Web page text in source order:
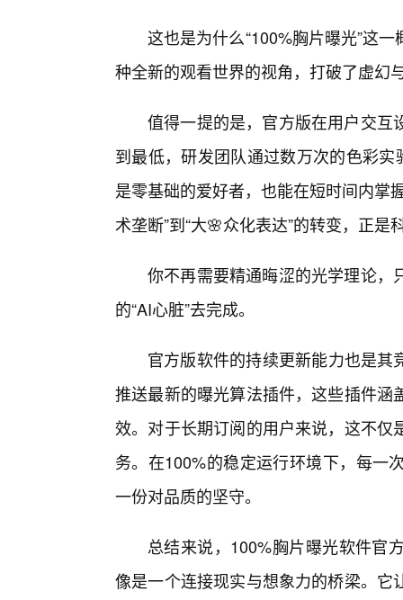
这也是为什么“100%胸片曝光”这
种全新的观看世界的视角，打破了虚幻
值得一提的是，官方版在用户交互
到最低，研发团队通过数万次的色彩
是零基础的爱好者，也能在短时间内掌
术垄断”到“大🌸众化表达”的转变，正是
你不再需要精通晦涩的光学理论，
的“AI心脏”去完成。
官方版软件的持续更新能力也是
推送最新的曝光算法插件，这些插件
效。对于长期订阅的用户来说，这不
务。在100%的稳定运行环境下，每一
一份对品质的坚守。
总结来说，100%胸片曝光软件官
像是一个连接现实与想象力的桥梁。